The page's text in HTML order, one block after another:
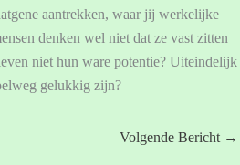
aantrekken, waar jij werkelijke
denken wel niet dat ze vast zitten
niet hun ware potentie? Uiteindelijk
gelukkig zijn?
Volgende Bericht →